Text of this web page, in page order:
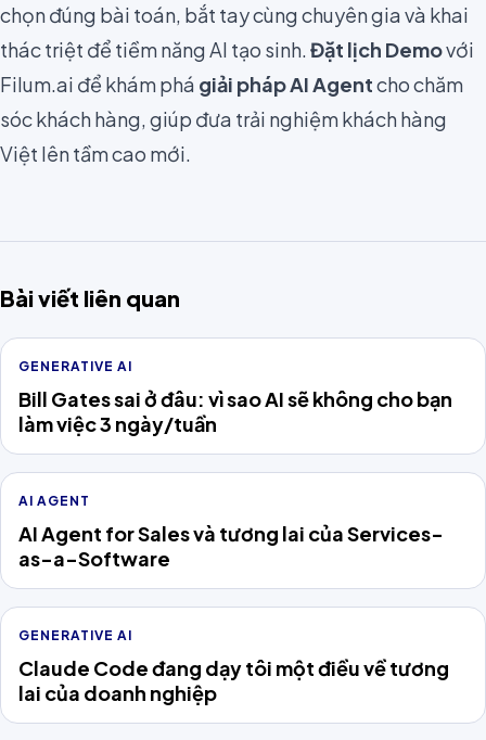
chọn đúng bài toán, bắt tay cùng chuyên gia và khai
thác triệt để tiềm năng AI tạo sinh.Đặt lịch Demovới
Filum.ai để khám phá giải pháp AI Agentcho chăm
sóc khách hàng, giúp đưa trải nghiệm khách hàng
Việt lên tầm cao mới.
Bài viết liên quan
GENERATIVE AI
Bill Gates sai ở đâu: vì sao AI sẽ không cho bạn
làm việc 3 ngày/tuần
AI AGENT
AI Agent for Sales và tương lai của Services-
as-a-Software
GENERATIVE AI
Claude Code đang dạy tôi một điều về tương
lai của doanh nghiệp